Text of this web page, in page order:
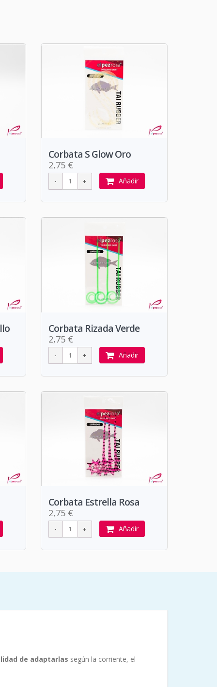
Corbata S Glow Oro
2,75 €
Añadir
Corbata Rizada Verde
2,75 €
Añadir
Corbata Estrella Rosa
2,75 €
Añadir
de adaptarlas según la corriente, el